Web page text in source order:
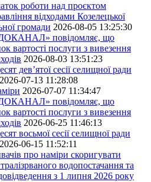
роботи над проєктом
відходами Козелецької
громади 2026-08-05 13:25:30
повідомляє, що
вартості послуги з вивезення
2026-08-03 13:51:23
дев’ятої сесії селищної ради
2026-07-13 11:28:08
2026-07-07 11:34:47
повідомляє, що
вартості послуги з вивезення
2026-06-25 11:46:13
восьмої сесії селищної ради
2026-06-15 11:52:11
про наміри скоригувати
водопостачання та
з 1 липня 2026 року